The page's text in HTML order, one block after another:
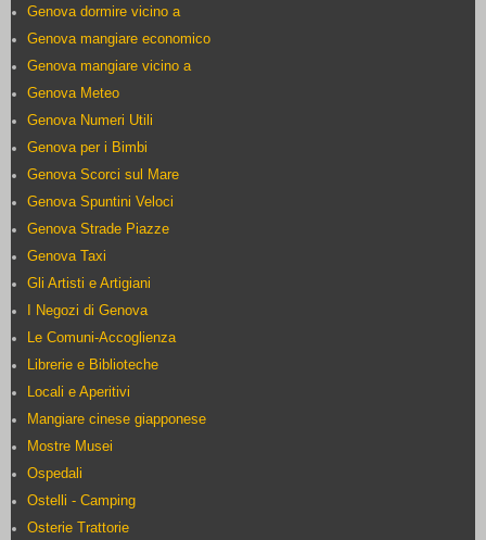
Genova dormire vicino a
Genova mangiare economico
Genova mangiare vicino a
Genova Meteo
Genova Numeri Utili
Genova per i Bimbi
Genova Scorci sul Mare
Genova Spuntini Veloci
Genova Strade Piazze
Genova Taxi
Gli Artisti e Artigiani
I Negozi di Genova
Le Comuni-Accoglienza
Librerie e Biblioteche
Locali e Aperitivi
Mangiare cinese giapponese
Mostre Musei
Ospedali
Ostelli - Camping
Osterie Trattorie